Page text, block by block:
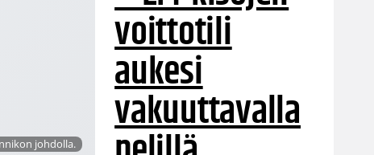
johdolla.
voittotili
aukesi
vakuuttavalla